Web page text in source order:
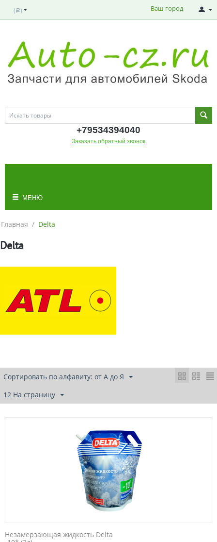
( Р ) Ваш город
+79534394040
Заказать обратный звонок
МЕНЮ
Главная / Delta
Delta
Сортировать по алфавиту: от А до Я
12 На страницу
Незамерзающая жидкость Delta